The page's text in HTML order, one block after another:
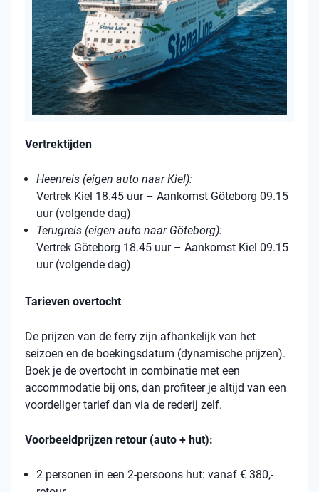
Vertrektijden
Heenreis (eigen auto naar Kiel):
Vertrek Kiel 18.45 uur – Aankomst Göteborg 09.15
uur (volgende dag)
Terugreis (eigen auto naar Göteborg):
Vertrek Göteborg 18.45 uur – Aankomst Kiel 09.15
uur (volgende dag)
Tarieven overtocht
De prijzen van de ferry zijn afhankelijk van het
seizoen en de boekingsdatum (dynamische prijzen).
Boek je de overtocht in combinatie met een
accommodatie bij ons, dan profiteer je altijd van een
voordeliger tarief dan via de rederij zelf.
Voorbeeldprijzen retour (auto + hut):
2 personen in een 2-persoons hut: vanaf € 380,-